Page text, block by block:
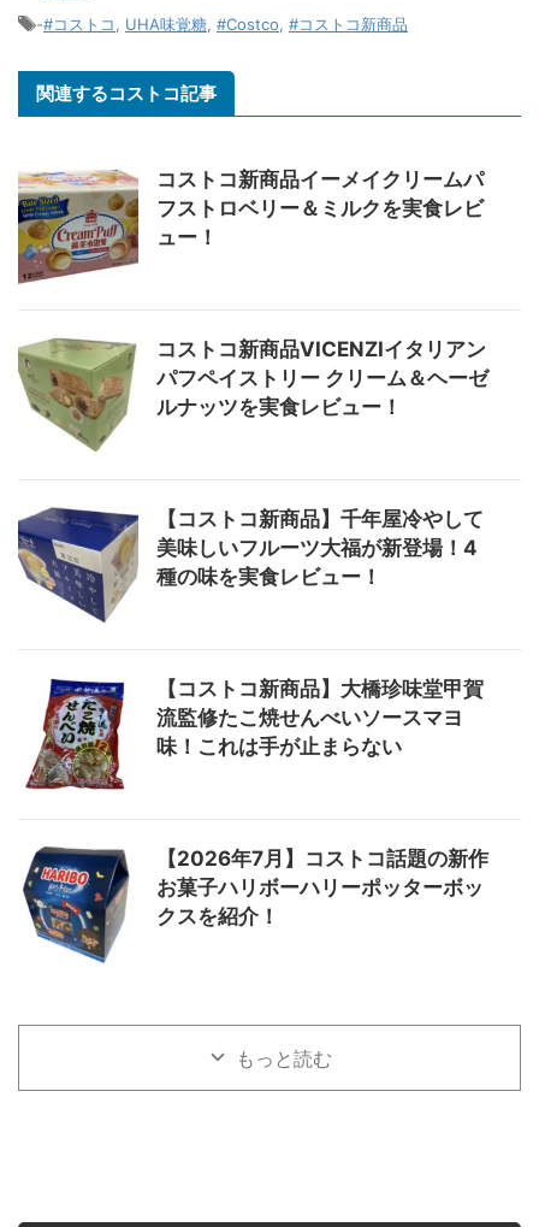
-#コストコ UHA味覚糖 #Costco #コストコ新商品
関連するコストコ記事
コストコ新商品イーメイクリームパ
フストロベリー＆ミルクを実食レビ
ュー！
コストコ新商品VICENZIイタリアン
パフペイストリー クリーム＆ヘーゼ
ルナッツを実食レビュー！
【コストコ新商品】千年屋冷やして
美味しいフルーツ大福が新登場！4
種の味を実食レビュー！
【コストコ新商品】大橋珍味堂甲賀
流監修たこ焼せんべいソースマヨ
味！これは手が止まらない
【2026年7月】コストコ話題の新作
お菓子ハリボーハリーポッターボッ
クスを紹介！
もっと読む